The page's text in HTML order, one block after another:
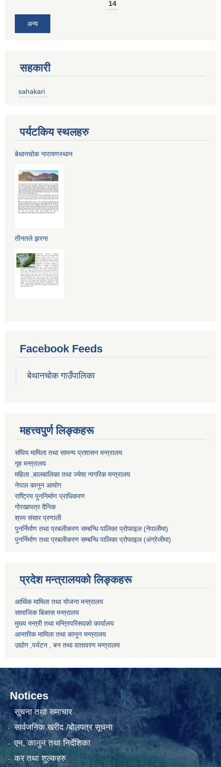
14
अन्य
सहकारी
sahakari
पर्यटकिय स्थलहरु
बेथानचोक नारायणस्थान
तीनतले झरना
Facebook Feeds
बेथानचोक गाउँपालिका
महत्त्वपुर्ण लिङ्कहरू
संघिय मामिला तथा सामन्य प्रशासन मन्त्रालय
गृह मन्त्रालय
महिला ,बालबालिका तथा ज्येष्ठ नागरिक मन्त्रालय
नेपाल कानुन आयोग
राष्ट्रिय पुननिर्माण प्राधिकरण
गोरखापत्र दैनिक
श्रम संसार प्रणाली
पुनर्निर्माण तथा प्रबलीकरण सम्बन्धि पालिका प्राेफाइल (नेपालीमा)
पुनर्निर्माण तथा प्रबलीकरण सम्बन्धि पालिका प्राेफाइल(अंग्रेजीमा)
प्रदेश मन्त्रालयको लिङ्कहरू
आर्थिक मामिला तथा योजना मन्त्रालय
सामाजिक बिकास मन्त्रालय
मुख्य मन्त्री तथा मन्त्रिपरिसदको कार्यालय
आन्तरिक मामिला तथा कानून मन्त्रालय
उद्योग ,पर्यटन , बन तथा वातावरण मन्त्रालय
Notices
सूचना तथा समाचार
सार्वजनिक खरीद /बोलपत्र सूचना
एन, कानुन तथा निर्देशिका
कर तथा शुल्कहरु